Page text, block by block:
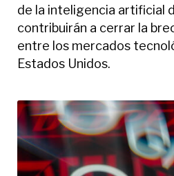
de la inteligencia artificial
contribuirán a cerrar la
entre los mercados
Estados Unidos.